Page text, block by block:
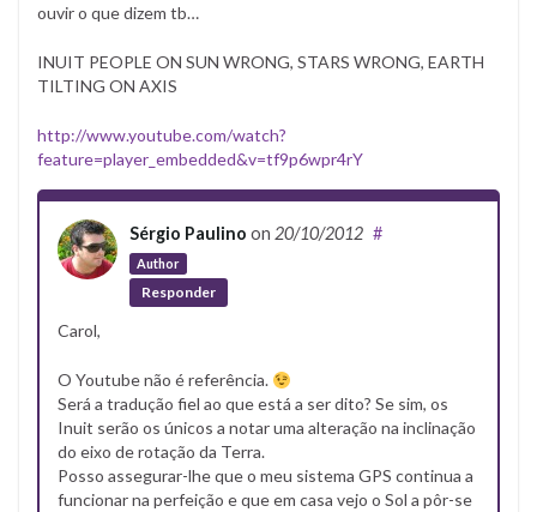
ouvir o que dizem tb…
INUIT PEOPLE ON SUN WRONG, STARS WRONG, EARTH
TILTING ON AXIS
http://www.youtube.com/watch?
feature=player_embedded&v=tf9p6wpr4rY
Sérgio Paulino on 20/10/2012
Author
#
Responder
Carol,
O Youtube não é referência.
Será a tradução fiel ao que está a ser dito? Se sim, os
Inuit serão os únicos a notar uma alteração na inclinação
do eixo de rotação da Terra.
Posso assegurar-lhe que o meu sistema GPS continua a
funcionar na perfeição e que em casa vejo o Sol a pôr-se